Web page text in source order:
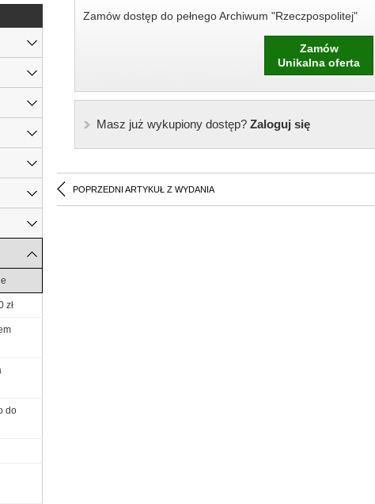
Zamów dostęp do pełnego Archiwum "Rzeczpospolitej"
Zamów
Unikalna oferta
Masz już wykupiony dostęp?Zaloguj się
POPRZEDNI ARTYKUŁ Z WYDANIA
zł
do